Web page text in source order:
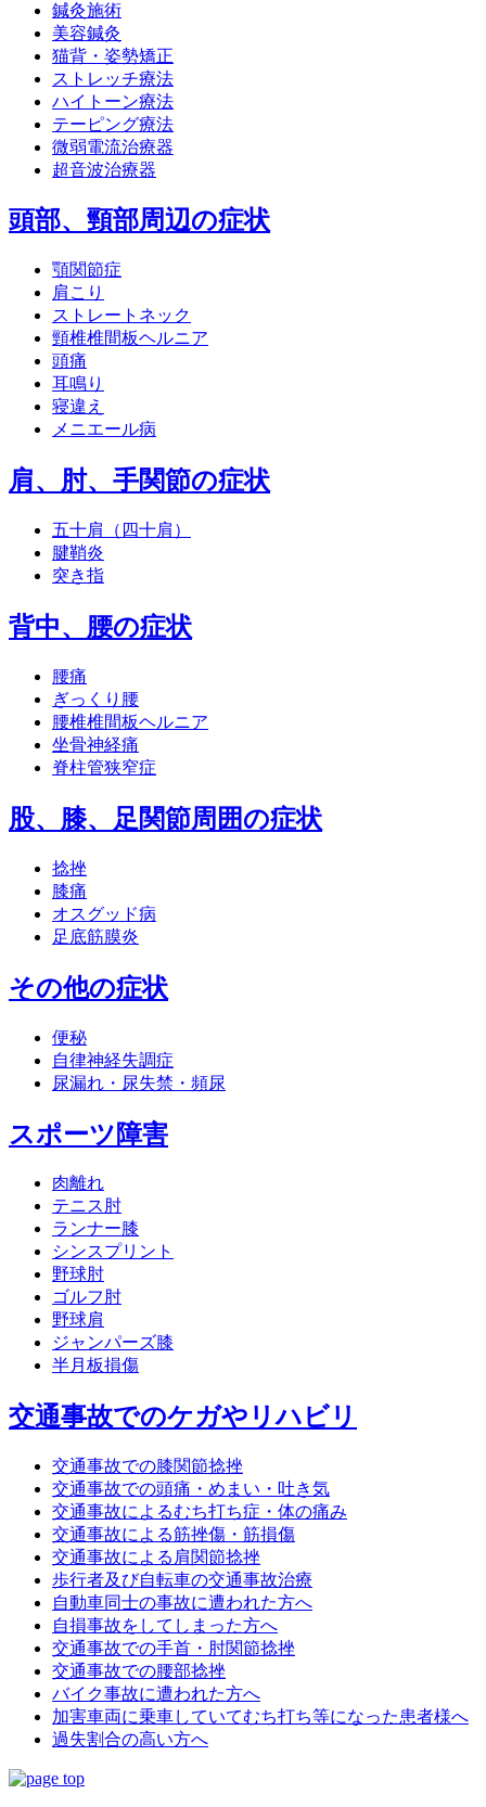
鍼灸施術
美容鍼灸
猫背・姿勢矯正
ストレッチ療法
ハイトーン療法
テーピング療法
微弱電流治療器
超音波治療器
頭部、頸部周辺の症状
顎関節症
肩こり
ストレートネック
頸椎椎間板ヘルニア
頭痛
耳鳴り
寝違え
メニエール病
肩、肘、手関節の症状
五十肩（四十肩）
腱鞘炎
突き指
背中、腰の症状
腰痛
ぎっくり腰
腰椎椎間板ヘルニア
坐骨神経痛
脊柱管狭窄症
股、膝、足関節周囲の症状
捻挫
膝痛
オスグッド病
足底筋膜炎
その他の症状
便秘
自律神経失調症
尿漏れ・尿失禁・頻尿
スポーツ障害
肉離れ
テニス肘
ランナー膝
シンスプリント
野球肘
ゴルフ肘
野球肩
ジャンパーズ膝
半月板損傷
交通事故でのケガやリハビリ
交通事故での膝関節捻挫
交通事故での頭痛・めまい・吐き気
交通事故によるむち打ち症・体の痛み
交通事故による筋挫傷・筋損傷
交通事故による肩関節捻挫
歩行者及び自転車の交通事故治療
自動車同士の事故に遭われた方へ
自損事故をしてしまった方へ
交通事故での手首・肘関節捻挫
交通事故での腰部捻挫
バイク事故に遭われた方へ
加害車両に乗車していてむち打ち等になった患者様へ
過失割合の高い方へ